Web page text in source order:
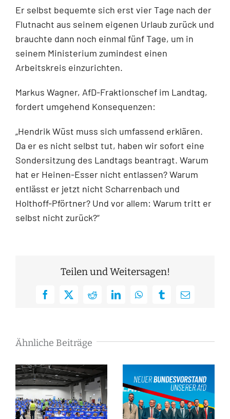
Er selbst bequemte sich erst vier Tage nach der
Flutnacht aus seinem eigenen Urlaub zurück und
brauchte dann noch einmal fünf Tage, um in
seinem Ministerium zumindest einen
Arbeitskreis einzurichten.
Markus Wagner, AfD-Fraktionschef im Landtag,
fordert umgehend Konsequenzen:
„Hendrik Wüst muss sich umfassend erklären.
Da er es nicht selbst tut, haben wir sofort eine
Sondersitzung des Landtags beantragt. Warum
hat er Heinen-Esser nicht entlassen? Warum
entlässt er jetzt nicht Scharrenbach und
Holthoff-Pförtner? Und vor allem: Warum tritt er
selbst nicht zurück?“
Teilen und Weitersagen!
Facebook
X RedditLinkedInWhatsAppTumblrE-
Ähnliche Beiträge